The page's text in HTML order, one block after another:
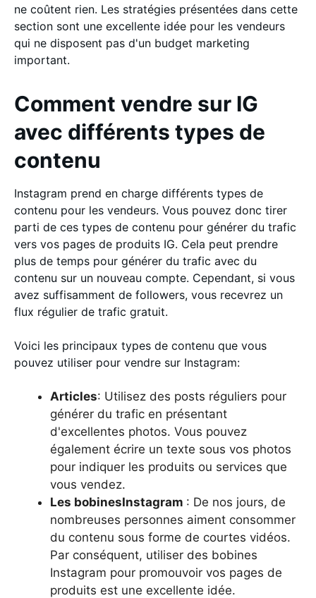
ne coûtent rien. Les stratégies présentées dans cette
section sont une excellente idée pour les vendeurs
qui ne disposent pas d'un budget marketing
important.
Comment vendre sur IG
avec différents types de
contenu
Instagram prend en charge différents types de
contenu pour les vendeurs. Vous pouvez donc tirer
parti de ces types de contenu pour générer du trafic
vers vos pages de produits IG. Cela peut prendre
plus de temps pour générer du trafic avec du
contenu sur un nouveau compte. Cependant, si vous
avez suffisamment de followers, vous recevrez un
flux régulier de trafic gratuit.
Voici les principaux types de contenu que vous
pouvez utiliser pour vendre sur Instagram:
Articles: Utilisez des posts réguliers pour
générer du trafic en présentant
d'excellentes photos. Vous pouvez
également écrire un texte sous vos photos
pour indiquer les produits ou services que
vous vendez.
Les bobinesInstagram : De nos jours, de
nombreuses personnes aiment consommer
du contenu sous forme de courtes vidéos.
Par conséquent, utiliser des bobines
Instagram pour promouvoir vos pages de
produits est une excellente idée.